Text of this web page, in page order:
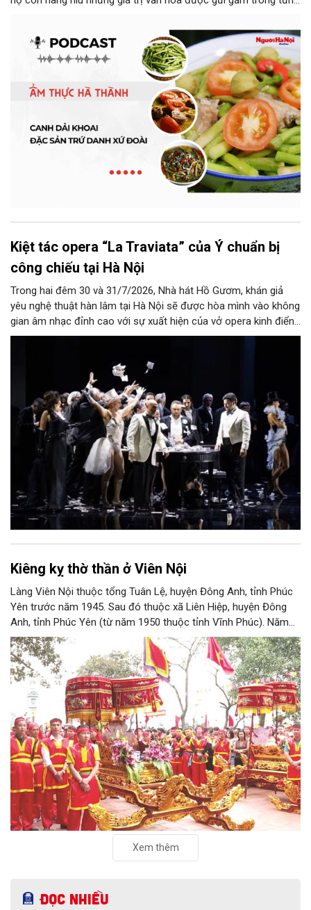
thức. Và canh dải khoai là một món ăn như thế.
Kiệt tác opera “La Traviata” của Ý chuẩn bị
công chiếu tại Hà Nội
Trong hai đêm 30 và 31/7/2026, Nhà hát Hồ Gươm, khán giả
yêu nghệ thuật hàn lâm tại Hà Nội sẽ được hòa mình vào không
gian âm nhạc đỉnh cao với sự xuất hiện của vở opera kinh điển
“La Traviata”.
Kiêng kỵ thờ thần ở Viên Nội
Làng Viên Nội thuộc tổng Tuân Lệ, huyện Đông Anh, tỉnh Phúc
Yên trước năm 1945. Sau đó thuộc xã Liên Hiệp, huyện Đông
Anh, tỉnh Phúc Yên (từ năm 1950 thuộc tỉnh Vĩnh Phúc). Năm
1961, làng được sáp nhập vào Hà Nội. Năm 1965, Viên Nội
thuộc xã Vân Nội; từ ngày 1/7/2025 thuộc xã Phúc Thịnh, Hà
Nội. Viên Nội thờ hai vị thần là Đống Băng và Uông Tá (thời
Hùng Vương thứ 18) cùng Diệu La công chúa, nữ tướng thời Hai
Bà Trưng.
Xem thêm
Đọc nhiều